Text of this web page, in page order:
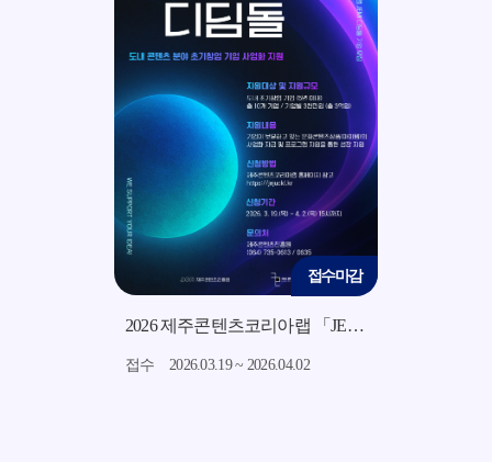
접수마감
2026 지역소재 기반 미드폼 영상 콘텐츠 제작 지원사업 모집 공고
접수마감
접수 2026.03.19 ~ 2026.04.02